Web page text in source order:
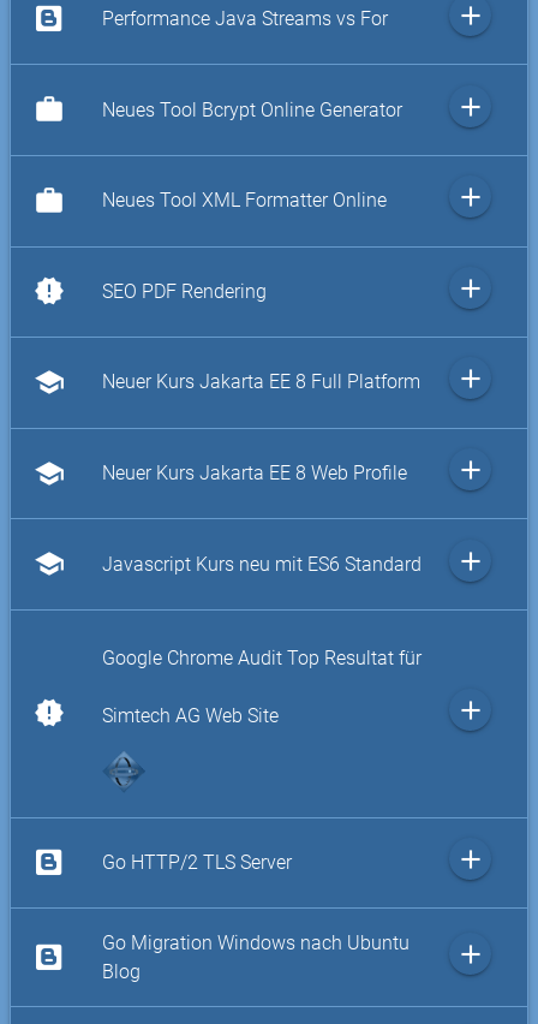
Performance Java Streams vs For add
work Neues Tool Bcrypt Online Generator add
work Neues Tool XML Formatter Online add
new_releases SEO PDF Rendering add
school Neuer Kurs Jakarta EE 8 Full Platform add
school Neuer Kurs Jakarta EE 8 Web Profile add
school Javascript Kurs neu mit ES6 Standard add
new_releases
Google Chrome Audit Top Resultat für
Simtech AG Web Site add
Go HTTP/2 TLS Server add
Go Migration Windows nach Ubuntu
Blog
add